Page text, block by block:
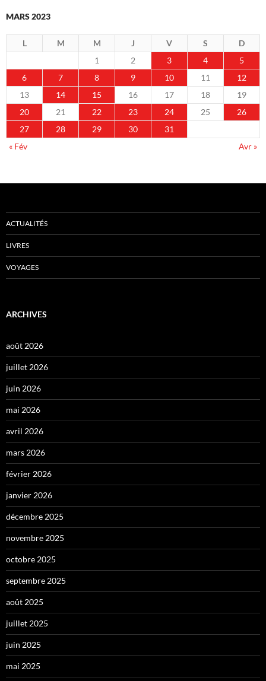
MARS 2023
L M M J V S
D
1
2 3 4
5
6
7 8 9 10 11
12
13
14 15 16 17 18
19
20
21 22 23 24 25
26
27
28 29 30
31
« Fév
Avr »
ACTUALITÉS
LIVRES
VOYAGES
ARCHIVES
août 2026
juillet 2026
juin 2026
mai 2026
avril 2026
mars 2026
février 2026
janvier 2026
décembre 2025
novembre 2025
octobre 2025
septembre 2025
août 2025
juillet 2025
juin 2025
mai 2025